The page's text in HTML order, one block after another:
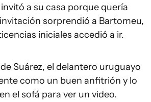
a su casa porque quería
sorprendió a Bartomeu,
iniciales accedió a ir.
de Suárez, el delantero uruguayo
como un buen anfitrión y lo
el sofá para ver un video.